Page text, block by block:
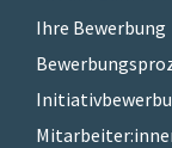
Ihre Bewerbung